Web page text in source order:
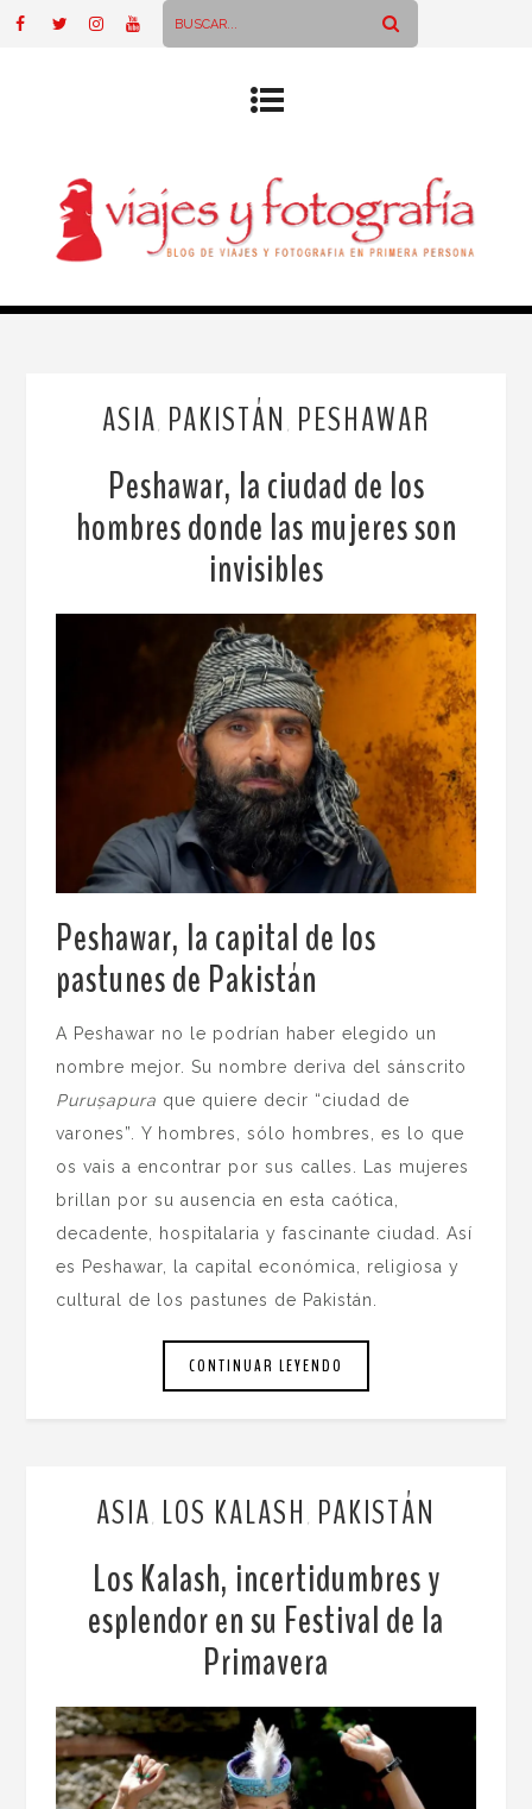
ASIA PAKISTÁN PESHAWAR
Peshawar, la ciudad de los
hombres donde las mujeres son
invisibles
Peshawar, la capital de los
pastunes de Pakistán
A Peshawar no le podrían haber elegido un
nombre mejor. Su nombre deriva del sánscrito
Puruṣapura que quiere decir “ciudad de
varones”. Y hombres, sólo hombres, es lo que
os vais a encontrar por sus calles. Las mujeres
brillan por su ausencia en esta caótica,
decadente, hospitalaria y fascinante ciudad. Así
es Peshawar, la capital económica, religiosa y
cultural de los pastunes de Pakistán.
CONTINUAR LEYENDO
ASIA LOS KALASH PAKISTÁN
Los Kalash, incertidumbres y
esplendor en su Festival de la
Primavera